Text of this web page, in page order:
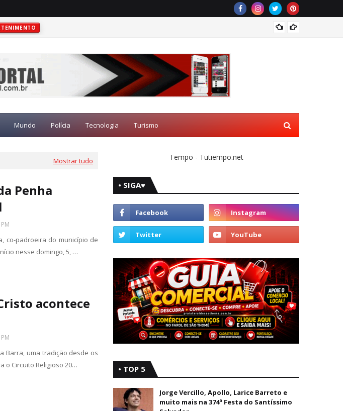
Mundo Polícia Tecnologia Turismo
Mostrar tudo
Penha
co-padroeira do município de
nesse domingo, 5, …
acontece
Barra, uma tradição desde os
o Circuito Religioso 20…
Tempo - Tutiempo.net
• SIGA♥
• TOP 5
Jorge Vercillo, Apollo, Larice Barreto e
muito mais na 374ª Festa do Santíssimo